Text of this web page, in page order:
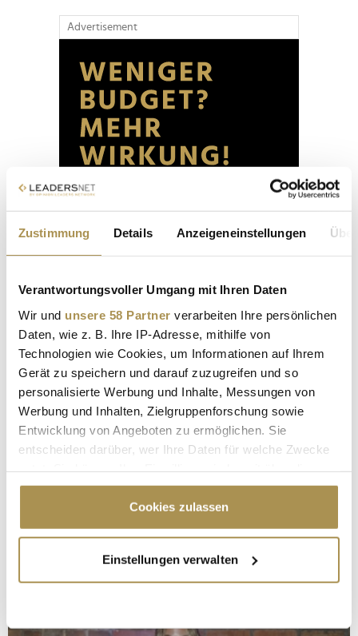
Zustimmung Details Anzeigeneinstellungen
Verantwortungsvoller Umgang mit Ihren Daten
Wir und unsere 58 Partner verarbeiten Ihre persönlichen
Daten, wie z. B. Ihre IP-Adresse, mithilfe von
Technologien wie Cookies, um Informationen auf Ihrem
Gerät zu speichern und darauf zuzugreifen und so
personalisierte Werbung und Inhalte, Messungen von
Werbung und Inhalten, Zielgruppenforschung sowie
Entwicklung von Angeboten zu ermöglichen. Sie
entscheiden darüber, wer Ihre Daten für welche Zwecke
Cookie-Erklärung oder durch Klicken auf das Privacy
Trigger Symbol ändern oder widerrufen
Informationen über Ihre geografische Lage
erfassen, welche bis auf einige Meter genau sein
Cookies zulassen
Einstellungen verwalten
Advertisement